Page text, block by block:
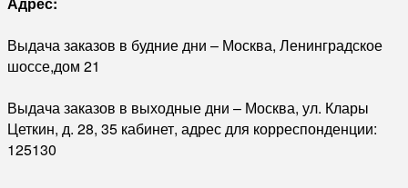
Выдача заказов в будние дни – Москва, Ленинградское
шоссе,дом 21
Выдача заказов в выходные дни – Москва, ул. Клары
Цеткин, д. 28, 35 кабинет, адрес для корреспонденции:
125130